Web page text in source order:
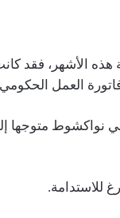
هذه الأشهر، فقد
العمل
نواكشوط
للاستدامة.